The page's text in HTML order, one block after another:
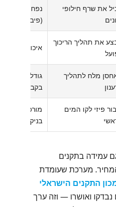
את שרף חילופי
נפח בליטרים,
(פיברגלס/
את תהליך הריכוך
איכות השרף,
מלח לתהליך
גודל, חומר,
בקבינט)
פיזי לקו המים
מורכבות
בניקוז
עמידה בתקנים
מערכת שעומדת
התקנים הישראלי
ואושרו — וזה ערך